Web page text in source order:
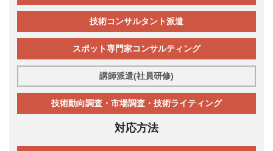
技術コンサルタント派遣
スポット専門家コンサルティング
講師派遣(社員研修)
技術動向調査・市場調査・技術ライティング
対応方法